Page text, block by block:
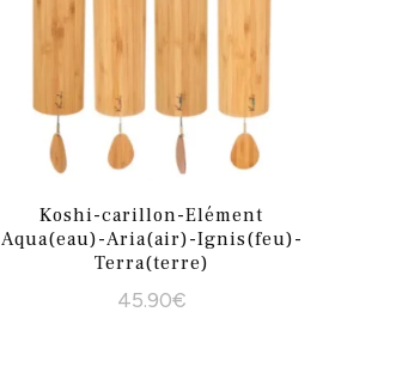
Koshi-carillon-Elément
Aqua(eau)-Aria(air)-Ignis(feu)-
Terra(terre)
45.90€